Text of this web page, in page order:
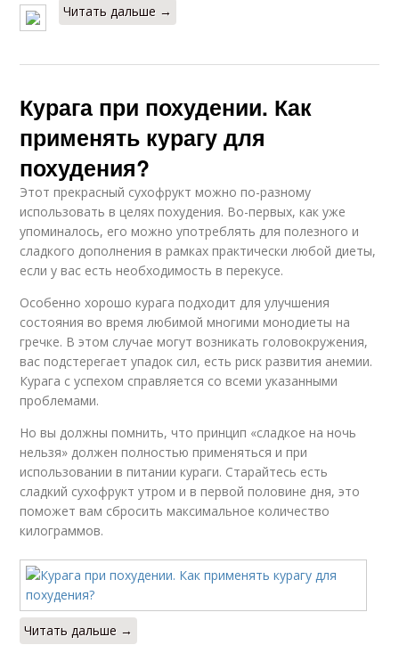
Читать дальше →
Курага при похудении. Как
применять курагу для
похудения?
Этот прекрасный сухофрукт можно по-разному
использовать в целях похудения. Во-первых, как уже
упоминалось, его можно употреблять для полезного и
сладкого дополнения в рамках практически любой диеты,
если у вас есть необходимость в перекусе.
Особенно хорошо курага подходит для улучшения
состояния во время любимой многими монодиеты на
гречке. В этом случае могут возникать головокружения,
вас подстерегает упадок сил, есть риск развития анемии.
Курага с успехом справляется со всеми указанными
проблемами.
Но вы должны помнить, что принцип «сладкое на ночь
нельзя» должен полностью применяться и при
использовании в питании кураги. Старайтесь есть
сладкий сухофрукт утром и в первой половине дня, это
поможет вам сбросить максимальное количество
килограммов.
Читать дальше →